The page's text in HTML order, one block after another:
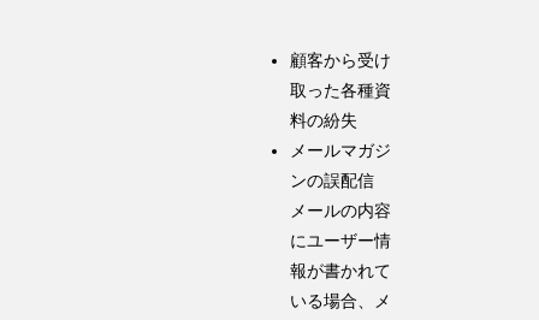
顧客から受け
取った各種資
料の紛失
メールマガジ
ンの誤配信
メールの内容
にユーザー情
報が書かれて
いる場合、メ